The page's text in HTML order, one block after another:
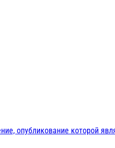
опубликование которой